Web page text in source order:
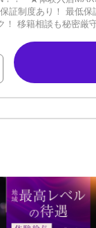
証制度あり！ 最
！ 移籍相談も秘密
GROUPだから
験入店応相談！ 時